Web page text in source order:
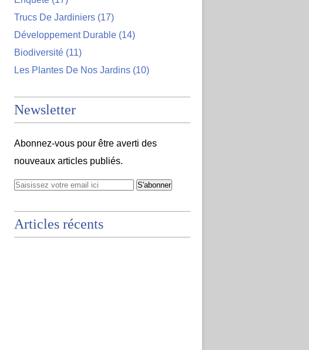
Trucs De Jardiniers (17)
Développement Durable (14)
Biodiversité (11)
Les Plantes De Nos Jardins (10)
Newsletter
Abonnez-vous pour être averti des
nouveaux articles publiés.
Articles récents